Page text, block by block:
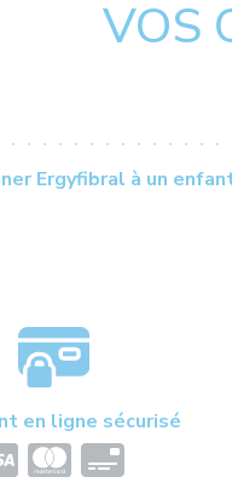
VOS
Ergyfibral à un
en ligne sécurisé